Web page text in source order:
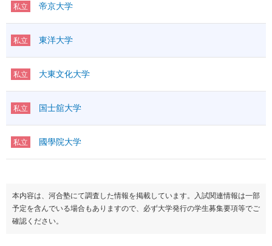
私立 帝京大学
私立 東洋大学
私立 大東文化大学
私立 国士舘大学
私立 國學院大学
本内容は、河合塾にて調査した情報を掲載しています。入試関連情報は一部
予定を含んでいる場合もありますので、必ず大学発行の学生募集要項等でご
確認ください。